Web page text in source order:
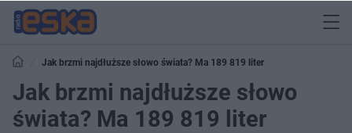
Jak brzmi najdłuższe słowo świata? Ma 189 819 liter
Jak brzmi najdłuższe słowo
świata? Ma 189 819 liter